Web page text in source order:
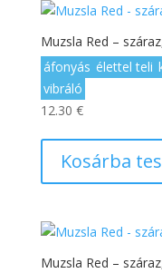
Muzsla Red –
áfonyás élettel teli
vibráló
12.30 €
Kosárba
Muzsla Red –